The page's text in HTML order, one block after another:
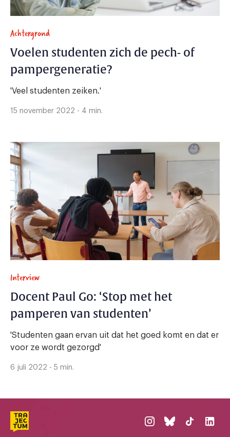
Achtergrond
Voelen studenten zich de pech- of
pampergeneratie?
'Veel studenten zeiken.'
15 november 2022 - 4 min.
Interview
Docent Paul Go: ‘Stop met het
pamperen van studenten’
'Studenten gaan ervan uit dat het goed komt en dat er
voor ze wordt gezorgd'
6 juli 2022 - 5 min.